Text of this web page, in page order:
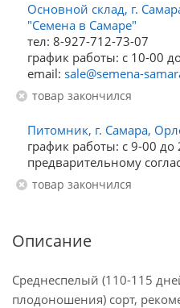
Основной склад, г.
"Семена в Самаре"
тел: 8-927-712-73-07
график работы: с 10-00
email: sale@semena-
Товар закончился
Питомник, г. Самара,
график работы: с 9-00 до
предварительному
Товар закончился
Описание
Среднеспелый (110-115
плодоношения) сорт,